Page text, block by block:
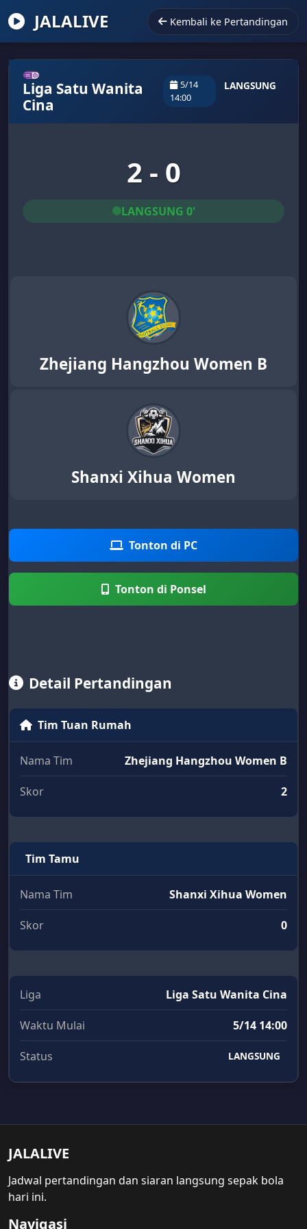
JALALIVE Kembali ke Pertandingan
Liga Satu Wanita
Cina
5/14
14:00
LANGSUNG
Zhejiang Hangzhou Women B
2 - 0
LANGSUNG 0'
Shanxi Xihua Women
Tonton di PC
Tonton di Ponsel
Detail Pertandingan
Tim Tuan Rumah
Nama Tim Zhejiang Hangzhou Women B
Skor 2
Tim Tamu
Nama Tim Shanxi Xihua Women
Skor 0
Liga Liga Satu Wanita Cina
Waktu Mulai 5/14 14:00
Status LANGSUNG
JALALIVE
Jadwal pertandingan dan siaran langsung sepak bola
hari ini.
Navigasi